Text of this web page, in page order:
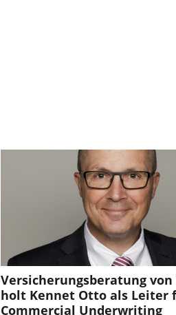
Versicherungsberatung von
holt Kennet Otto als Leiter
Commercial Underwriting